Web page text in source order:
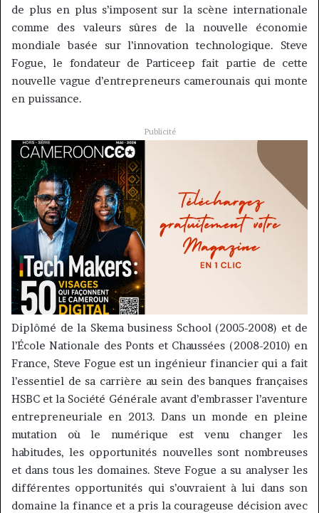
de plus en plus s’imposent sur la scène internationale
comme des valeurs sûres de la nouvelle économie
mondiale basée sur l’innovation technologique. Steve
Fogue, le fondateur de Particeep fait partie de cette
nouvelle vague d’entrepreneurs camerounais qui monte
en puissance.
Publicité
Diplômé de la Skemabusiness School (2005-2008) et de
l’École Nationale des Ponts et Chaussées (2008-2010) en
France, Steve Fogue est un ingénieur financier qui a fait
l’essentiel de sa carrière au sein des banques françaises
HSBC et la Société Générale avant d’embrasser l’aventure
entrepreneuriale en 2013. Dans un monde en pleine
mutation où le numérique est venu changer les
habitudes, les opportunités nouvelles sont nombreuses
et dans tous les domaines. SteveFogue a su analyser les
différentes opportunités qui s’ouvraient à lui dans son
domaine la finance et a pris la courageuse décision avec